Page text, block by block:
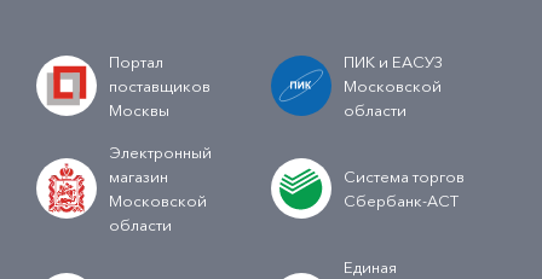
Портал
поставщиков
Москвы
ПИК и ЕАСУЗ
Московской
области
Электронный
магазин
Московской
области
Система торгов
Сбербанк-АСТ
Единая